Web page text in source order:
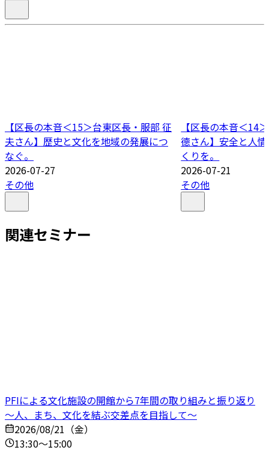
【区長の本音＜15＞台東区長・服部 征
夫さん】歴史と文化を地域の発展につ
なぐ。
2026-07-27
その他
【区長の本音＜14
德さん】安全と人
くりを。
2026-07-21
その他
関連セミナー
PFIによる文化施設の開館から7年間の取り組みと振り返り
～人、まち、文化を結ぶ交差点を目指して～
2026/08/21（金）
13:30～15:00